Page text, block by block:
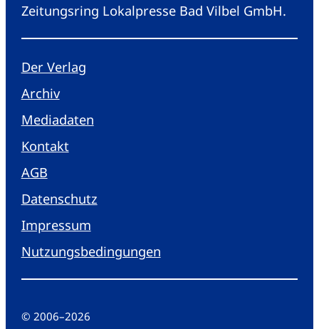
Zeitungsring Lokalpresse Bad Vilbel GmbH.
Der Verlag
Archiv
Mediadaten
Kontakt
AGB
Datenschutz
Impressum
Nutzungsbedingungen
© 2006–2026